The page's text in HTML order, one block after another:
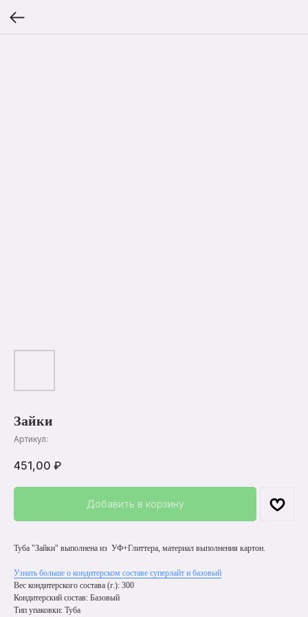
Зайки
Артикул:
451,00 ₽
Добавить в корзину
Туба "Зайки" выполнена из УФ+Глиттера, материал выполнения картон.
Узнать больше о кондитерском составе суперлайт и базовый
Вес кондитерского состава (г.): 300
Кондитерский состав: Базовый
Тип упаковки: Туба